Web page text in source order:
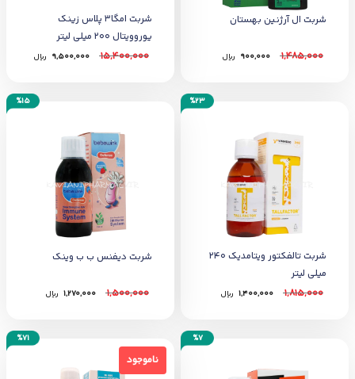
شربت ال آرژنین بهستان
1,485,000
900,000 ﷼
شربت امگا3 پلاس زینک
یوروویتال 200 میلی لیتر
15,400,000
9,500,000 ﷼
%23
شربت تالفکتور ویتامدیک 240
میلی لیتر
1,815,000
1,400,000 ﷼
%15
شربت دیفنس ب ب وینک
1,500,000
1,270,000 ﷼
%7
ناموجود
%71
ناموجود